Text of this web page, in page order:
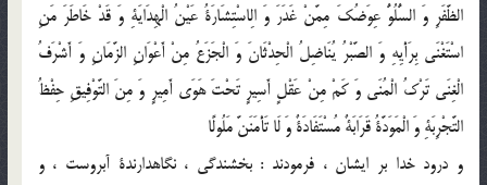
الظَّفَرِ وَ السُّلُوُّ عِوَضُكَ مِمَّنْ غَدَرَ وَ الِاسْتِشَارَةُ عَيْنُ الْهِدَايَةِ وَ قَدْ خَاطَرَ مَنِ
اسْتَغْنَى بِرَأْيِهِ وَ الصَّبْرُ يُنَاضِلُ الْحِدْثَانَ وَ الْجَزَعُ مِنْ أَعْوَانِ الزَّمَانِ وَ أَشْرَفُ
الْغِنَى تَرْكُ الْمُنَى وَ كَمْ مِنْ عَقْلٍ أَسِيرٍ تَحْتَ هَوَى أَمِيرٍ وَ مِنَ التَّوْفِيقِ حِفْظُ
التَّجْرِبَةِ وَ الْمَوَدَّةُ قَرَابَةٌ مُسْتَفَادَةٌ وَ لَا تَأْمَنَنَّ مَلُولًا
و درود خدا بر ایشان ، فرمودند : بخشندگى ، نگاهدارندة آبروست ، و